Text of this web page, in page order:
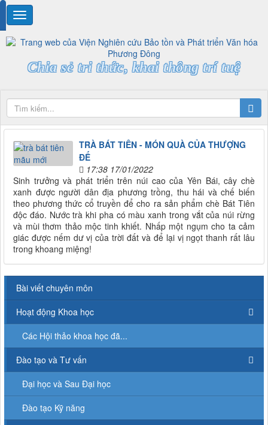
Chia sẻ tri thức, khai thông trí tuệ
TRÀ BÁT TIÊN - MÓN QUÀ CỦA THƯỢNG
ĐẾ
17:38 17/01/2022
Sinh trưởng và phát triển trên núi cao của Yên Bái, cây chè
xanh được người dân địa phương trồng, thu hái và chế biến
theo phương thức cổ truyền để cho ra sản phẩm chè Bát Tiên
độc đáo. Nước trà khi pha có màu xanh trong vắt của núi rừng
và mùi thơm thảo mộc tinh khiết. Nhấp một ngụm cho ta cảm
giác được nếm dư vị của trời đất và để lại vị ngọt thanh rất lâu
trong khoang miệng!
Bài viết chuyên môn
Hoạt động Khoa học
Các Hội thảo khoa học đã...
Đào tạo và Tư vấn
Đại học và Sau Đại học
Đào tạo Kỹ năng